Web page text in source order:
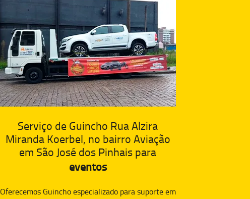
Serviço de Guincho Rua Alzira
Miranda Koerbel, no bairro Aviação
em São José dos Pinhais para
eventos
Oferecemos Guincho especializado para suporte em